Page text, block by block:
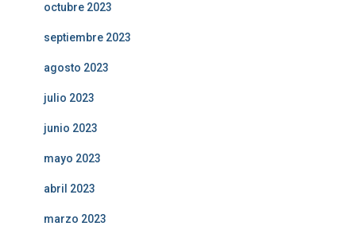
octubre 2023
septiembre 2023
agosto 2023
julio 2023
junio 2023
mayo 2023
abril 2023
marzo 2023